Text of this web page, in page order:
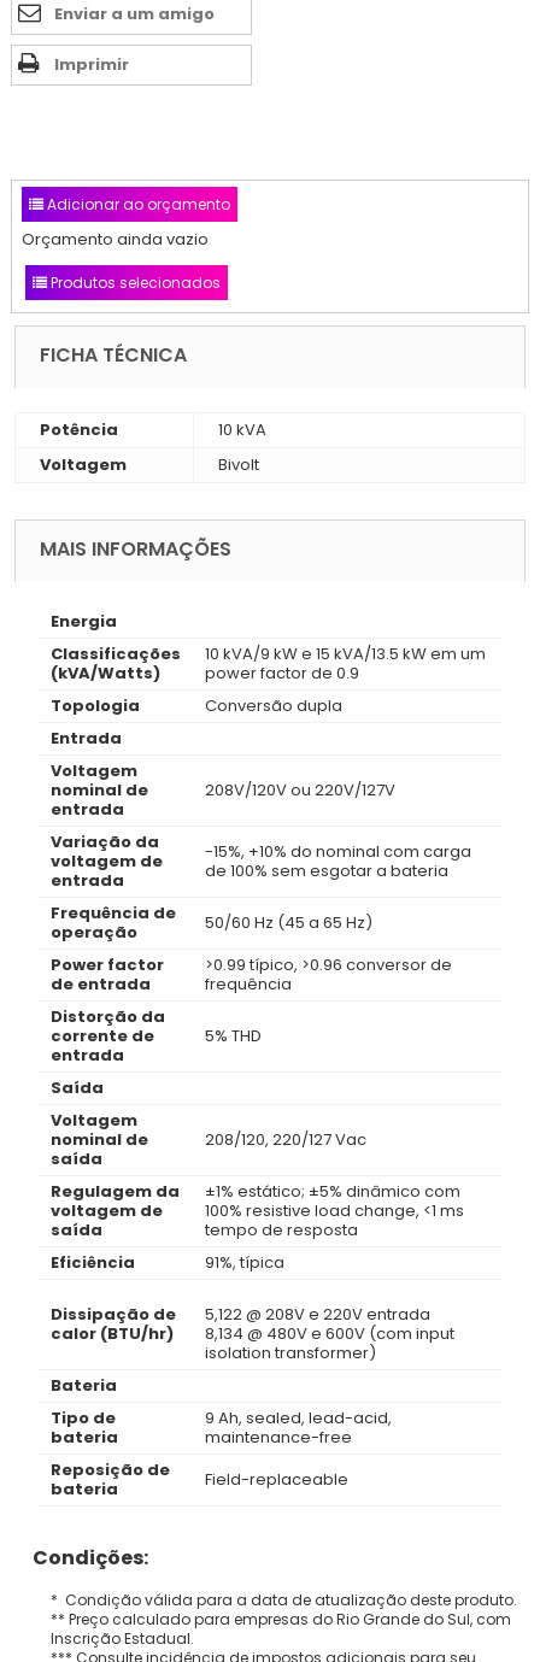
Enviar a um amigo
Imprimir
Adicionar ao orçamento
Orçamento ainda vazio
Produtos selecionados
FICHA TÉCNICA
Potência
10 kVA
Voltagem
Bivolt
MAIS INFORMAÇÕES
Energia
Classificações
(kVA/Watts)
10 kVA/9 kW e 15 kVA/13.5 kW em um
power factor de 0.9
Topologia
Conversão dupla
Entrada
Voltagem
nominal de
entrada
208V/120V ou 220V/127V
Variação da
voltagem de
entrada
-15%, +10% do nominal com carga
de 100% sem esgotar a bateria
Frequência de
operação
50/60 Hz (45 a 65 Hz)
Power factor
de entrada
>0.99 típico, >0.96 conversor de
frequência
Distorção da
corrente de
entrada
5% THD
Saída
Voltagem
nominal de
saída
208/120, 220/127 Vac
Regulagem da
voltagem de
saída
±1% estático; ±5% dinâmico com
100% resistive load change, <1 ms
tempo de resposta
Eficiência
91%, típica
Dissipação de
calor (BTU/hr)
5,122 @ 208V e 220V entrada
8,134 @ 480V e 600V (com input
isolation transformer)
Bateria
Tipo de
bateria
9 Ah, sealed, lead-acid,
maintenance-free
Reposição de
bateria
Field-replaceable
Condições:
* Condição válida para a data de atualização deste produto.
** Preço calculado para empresas do Rio Grande do Sul, com
Inscrição Estadual.
*** Consulte incidência de impostos adicionais para seu